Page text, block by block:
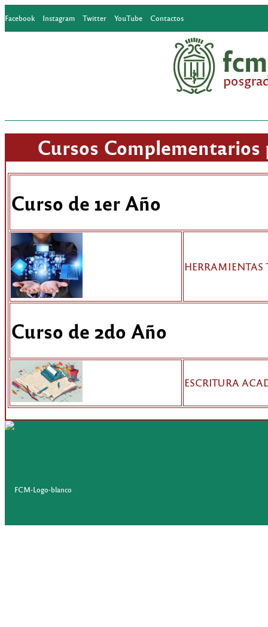
Facebook Instagram Twitter YouTube Contactos
Cursos
Curso de 1er Año
HERRAMIENTAS
Curso de 2do Año
ESCRITURA